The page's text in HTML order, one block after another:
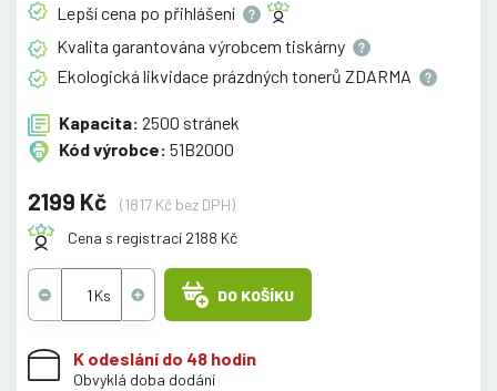
Lepší cena po přihlášení
Kvalita garantována výrobcem tiskárny
Ekologická likvidace prázdných tonerů ZDARMA
Kapacita: 2500 stránek
Kód výrobce: 51B2000
2199 Kč
(1817 Kč bez DPH)
Cena s registrací 2188 Kč
DO KOŠÍKU
K odeslání do 48 hodin
Obvyklá doba dodání